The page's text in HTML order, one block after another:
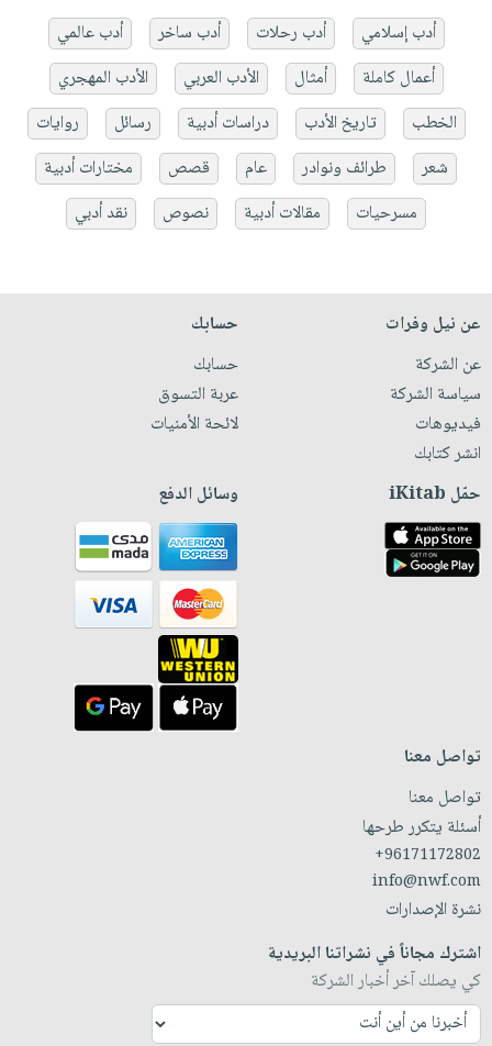
أدب إسلامي أدب رحلات أدب ساخر
أدب عالمي
أعمال كاملة
أمثال الأدب العربي
الأدب المهجري
الخطب
تاريخ الأدب دراسات أدبية رسائل
روايات
شعر
طرائف ونوادر عام قصص
مختارات أدبية
مسرحيات
مقالات أدبية نصوص نقد أدبي
عن نيل وفرات
عن الشركة
سياسة الشركة
فيديوهات
انشر كتابك
حسابك
حسابك
عربة التسوق
لائحة الأمنيات
حمّل iKitab وسائل الدفع
تواصل معنا
تواصل معنا
أسئلة يتكرر طرحها
+96171172802
info@nwf.com
نشرة الإصدارات
اشترك مجاناً في نشراتنا البريدية
كي يصلك آخر أخبار الشركة